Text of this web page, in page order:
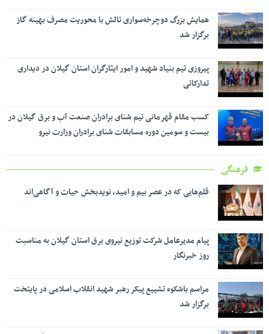
همایش بزرگ دوچرخه‌سواری تالش با محوریت مصرف بهینه گاز
برگزار شد
پیروزی تیم بنیاد شهید و امور ایثارگران استان گیلان در دیداری
تدارکاتی
کسب مقام قهرمانی تیم شنای برادران صنعت آب و برق گیلان در
بیست و سومین دوره مسابقات شنای برادران وزارت نیرو
فرهنگی
قلم‌هایی که در عصر بیم و امید، نویدبخش حیات و آگاهی‌اند
پیام مدیرعامل شرکت توزیع نیروی برق استان گیلان به مناسبت
روز خبرنگار ‌
مراسم باشکوه تشییع پیکر رهبر شهید انقلاب اسلامی در پایتخت
برگزار شد